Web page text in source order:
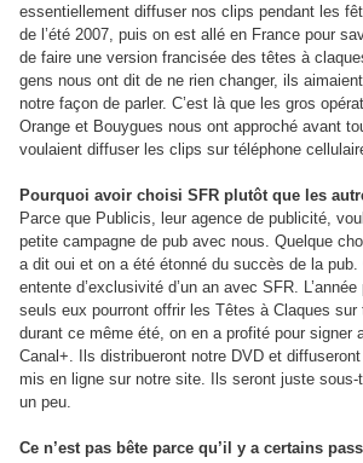
essentiellement diffuser nos clips pendant les
de l’été 2007, puis on est allé en France pour
de faire une version francisée des têtes à
gens nous ont dit de ne rien changer, ils
notre façon de parler. C’est là que les gros
Orange et Bouygues nous ont approché avant
voulaient diffuser les clips sur téléphone
Pourquoi avoir choisi SFR plutôt que les
Parce que Publicis, leur agence de publicité,
petite campagne de pub avec nous. Quelque
a dit oui et on a été étonné du succès de la
entente d’exclusivité d’un an avec SFR.
seuls eux pourront offrir les Têtes à Claques sur
durant ce même été, on en a profité pour signer
Canal+. Ils distribueront notre DVD et
mis en ligne sur notre site. Ils seront juste
un peu.
Ce n’est pas bête parce qu’il y a certains